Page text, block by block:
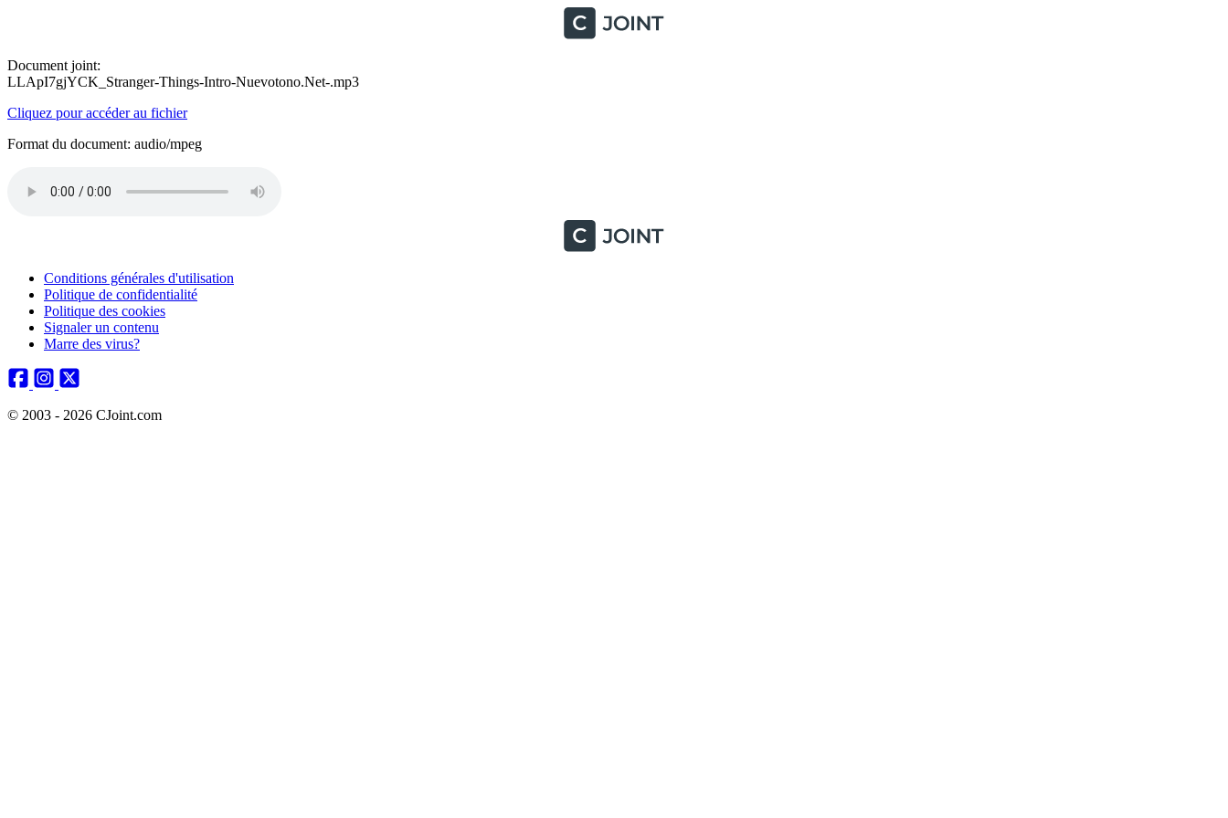
Document joint:
LLApI7gjYCK_Stranger-Things-Intro-Nuevotono.Net-.mp3
Cliquez pour accéder au fichier
Format du document: audio/mpeg
Conditions générales d'utilisation
Politique de confidentialité
Politique des cookies
Signaler un contenu
Marre des virus?
© 2003 - 2026 CJoint.com